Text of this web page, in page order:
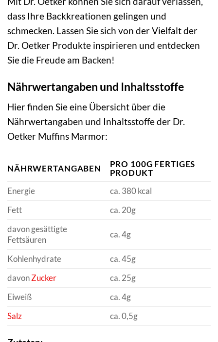
dass Ihre Backkreationen gelingen und
schmecken. Lassen Sie sich von der Vielfalt der
Dr. Oetker Produkte inspirieren und entdecken
Sie die Freude am Backen!
Nährwertangaben und Inhaltsstoffe
Hier finden Sie eine Übersicht über die
Nährwertangaben und Inhaltsstoffe der Dr.
Oetker Muffins Marmor:
NÄHRWERTANGABEN
PRO 100G FERTIGES
PRODUKT
Energie
ca. 380 kcal
Fett
ca. 20g
davon gesättigte
Fettsäuren
ca. 4g
Kohlenhydrate
ca. 45g
davonZucker
ca. 25g
Eiweiß
ca. 4g
Salz
ca. 0,5g